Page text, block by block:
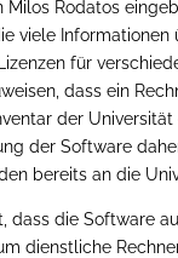
Rodatos
viele Informationen
für
dass ein
der
der Software
bereits an die
die Software
dienstliche